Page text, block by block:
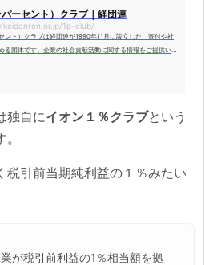
パーセント）クラブ｜経団連
1p-club/
ント）クラブは経団連が1990年11月に設立した、寄付や社
る団体です。企業の社会貢献活動に関する情報をご提供いた
独自にイオン１％クラブという
税引前当期純利益の１％みたい
が税引前利益の1％相当額を拠